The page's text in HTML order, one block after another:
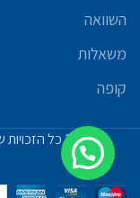
השוואה
משאלות
קופה
© 2021 כל הזכויות שמורות לבניאס בע"מ | פיתוח: